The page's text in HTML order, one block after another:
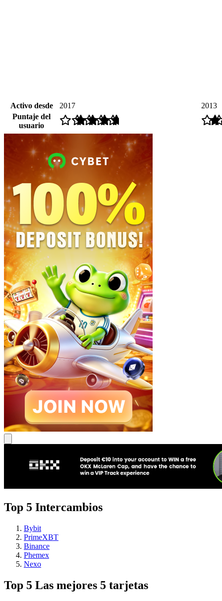
Activo desde 2017
2013
Puntaje del
usuario
Top 5 Intercambios
Bybit
PrimeXBT
Binance
Phemex
Nexo
Top 5 Las mejores 5 tarjetas